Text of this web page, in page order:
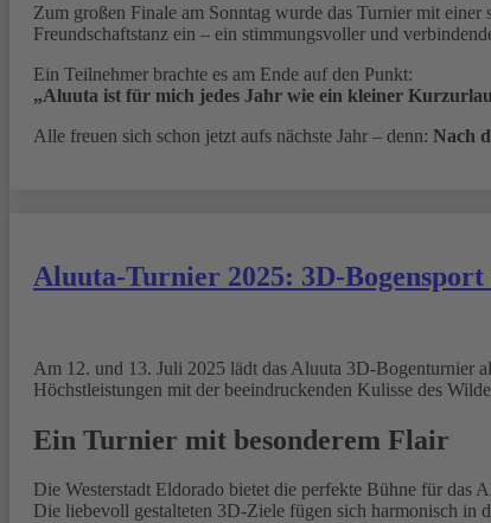
Zum großen Finale am Sonntag wurde das Turnier mit
Freundschaftstanz ein – ein stimmungsvoller und
Ein Teilnehmer brachte es am Ende auf den Punkt:
„Aluuta ist für mich jedes Jahr wie ein kleiner
Alle freuen sich schon jetzt aufs nächste Jahr – denn: Nach
Aluuta-Turnier 2025: 3D-
Am 12. und 13. Juli 2025 lädt das Aluuta 3D-Bogenturnier
Höchstleistungen mit der beeindruckenden Kulisse des
Ein Turnier mit besonderem Flair
Die Westerstadt Eldorado bietet die perfekte Bühne für das
Die liebevoll gestalteten 3D-Ziele fügen sich harmonisch in